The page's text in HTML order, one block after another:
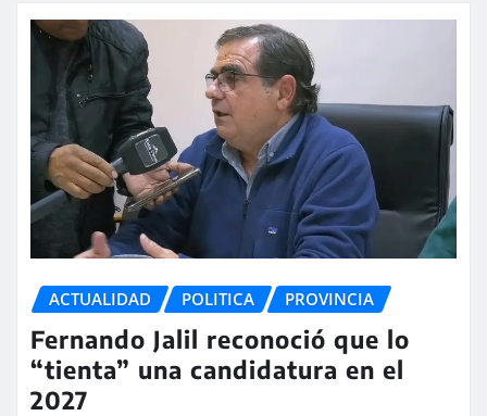
ACTUALIDAD POLITICA PROVINCIA
Fernando Jalil reconoció que lo
“tienta” una candidatura en el
2027